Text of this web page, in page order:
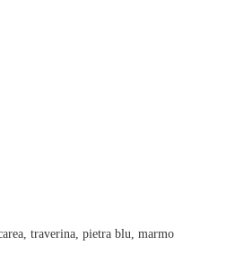
traverina, pietra blu, marmo